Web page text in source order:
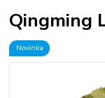
Qingming
Novinka